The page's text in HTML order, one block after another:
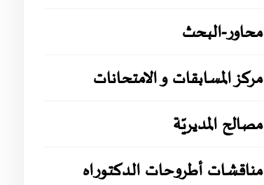
محاور-البحث
مركز المسابقات و الامتحانات
مصالح المديريّة
مناقشات أطروحات الدكتوراه